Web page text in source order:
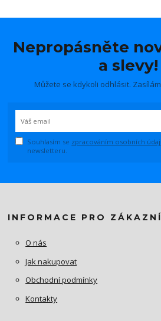
Nepropásněte
a slevy!
Můžete se kdykoli odhlásit.
Souhlasím se zpracováním osobních
newsletteru.
INFORMACE PRO
O nás
Jak nakupovat
Obchodní podmínky
Kontakty